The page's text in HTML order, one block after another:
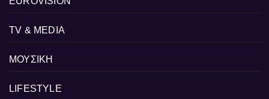
TV & MEDIA
ΜΟΥΣΙΚΗ
LIFESTYLE